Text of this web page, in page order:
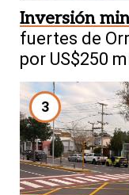
Inversión
fuertes de
por US$250
3